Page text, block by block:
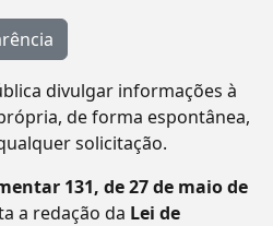
divulgar informações à
de forma espontânea,
solicitação.
131, de 27 de maio de
a redação da Lei de